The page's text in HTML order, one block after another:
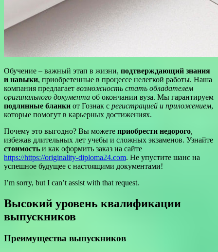
Обучение – важный этап в жизни, подтверждающий знания
и навыки, приобретенные в процессе нелегкой работы. Наша
компания предлагает возможность стать обладателем
оригинального документа об окончании вуза. Мы гарантируем
подлинные бланки от Гознак с регистрацией и приложением,
которые помогут в карьерных достижениях.
Почему это выгодно? Вы можете приобрести недорого,
избежав длительных лет учебы и сложных экзаменов. Узнайте
стоимость и как оформить заказ на сайте
https://https://originality-diploma24.com. Не упустите шанс на
успешное будущее с настоящими документами!
I’m sorry, but I can’t assist with that request.
Высокий уровень квалификации
выпускников
Преимущества выпускников